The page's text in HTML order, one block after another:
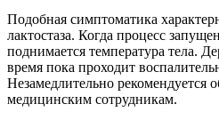
Подобная симптоматика
лактостаза. Когда процесс
поднимается температура тела.
время пока проходит
Незамедлительно рекомендуется
медицинским сотрудникам.